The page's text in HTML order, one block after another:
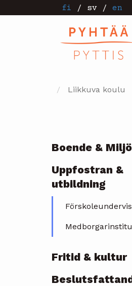
till
fi / sv / en
Liikkuva koulu
Boende & Miljö
Uppfostran &
utbildning
Fritid & kultur